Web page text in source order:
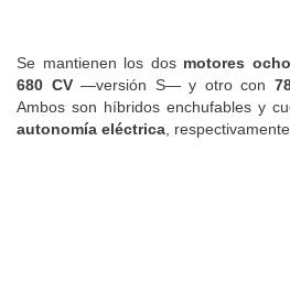
Se mantienen los dos motores
680 CV—versión S— y otro con
Ambos son híbridos enchufables y
autonomía eléctrica , respectivamente.